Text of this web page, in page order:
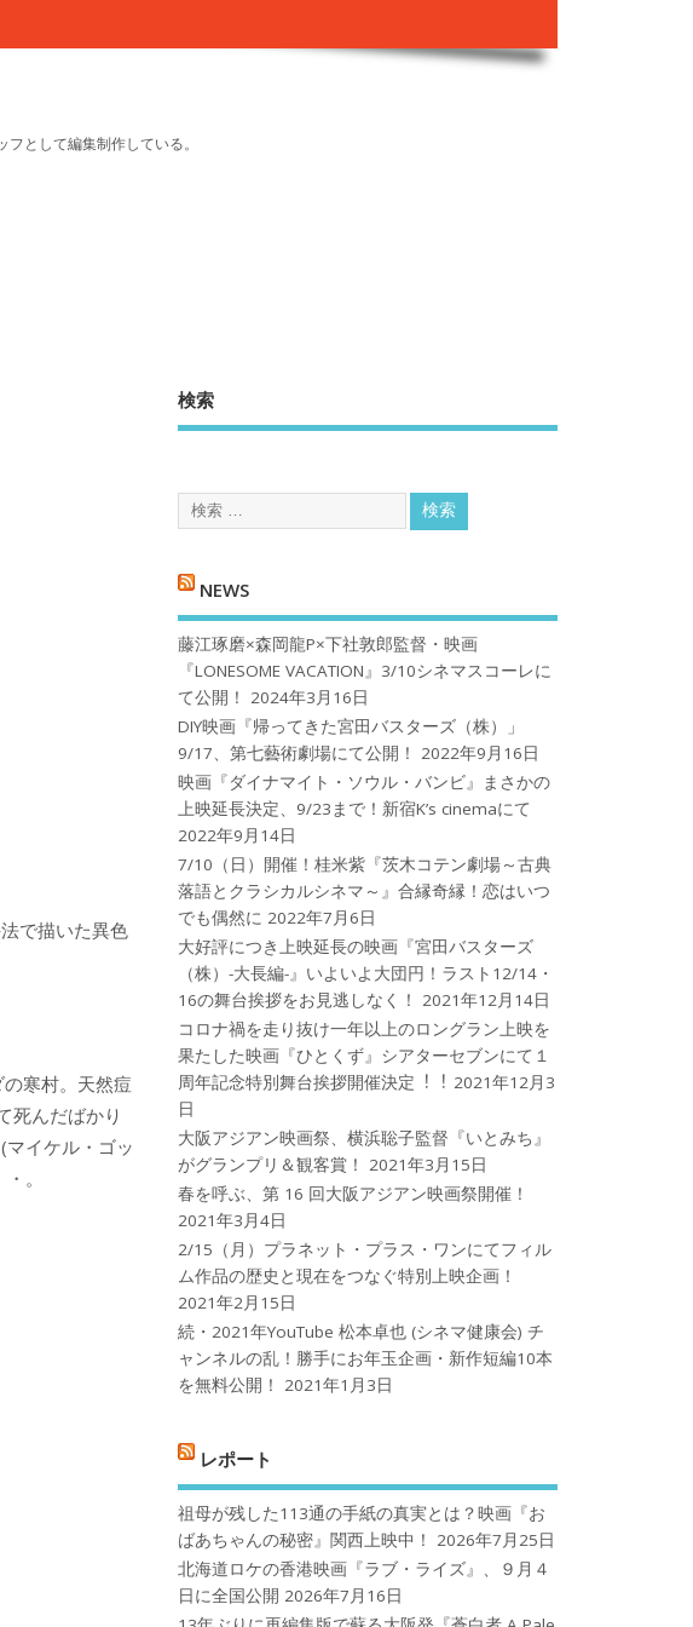
として編集制作している。
で描いた異色
寒村。天然痘
死んだばかり
イケル・ゴッ
。
検索
NEWS
藤江琢磨×森岡龍P×下社敦郎監督・映画
『LONESOME VACATION』3/10シネマスコーレに
て公開！
2024年3月16日
DIY映画『帰ってきた宮田バスターズ（株）」
9/17、第七藝術劇場にて公開！
2022年9月16日
映画『ダイナマイト・ソウル・バンビ』まさかの
上映延長決定、9/23まで！新宿K’s cinemaにて
2022年9月14日
7/10（日）開催！桂米紫『茨木コテン劇場～古典
落語とクラシカルシネマ～』合縁奇縁！恋はいつ
でも偶然に 2022年7月6日
大好評につき上映延長の映画『宮田バスターズ
（株）-大長編-』いよいよ大団円！ラスト12/14・
16の舞台挨拶をお見逃しなく！
2021年12月14日
コロナ禍を⾛り抜け⼀年以上のロングラン上映を
果たした映画『ひとくず』シアターセブンにて１
周年記念特別舞台挨拶開催決定︕︕ 2021年12月3
日
大阪アジアン映画祭、横浜聡子監督『いとみち』
がグランプリ＆観客賞！
2021年3月15日
春を呼ぶ、第 16 回大阪アジアン映画祭開催！
2021年3月4日
2/15（月）プラネット・プラス・ワンにてフィル
ム作品の歴史と現在をつなぐ特別上映企画！
2021年2月15日
続・2021年YouTube 松本卓也 (シネマ健康会) チ
ャンネルの乱！勝手にお年玉企画・新作短編10本
を無料公開！
2021年1月3日
レポート
祖母が残した113通の手紙の真実とは？映画『お
ばあちゃんの秘密』関西上映中！
2026年7月25日
北海道ロケの香港映画『ラブ・ライズ』、９月４
日に全国公開 2026年7月16日